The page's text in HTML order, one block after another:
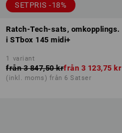
SETPRIS -18%
Ratch-Tech-sats, omkopplings.
i STbox 145 midi+
1 variant
från 3 847,50 krfrån 3 123,75 kr
(inkl. moms) från 6 Satser